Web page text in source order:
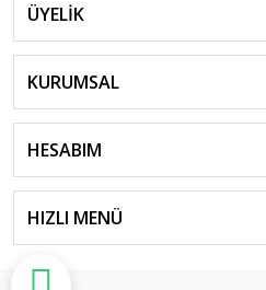
ÜYELİK
KURUMSAL
HESABIM
HIZLI MENÜ